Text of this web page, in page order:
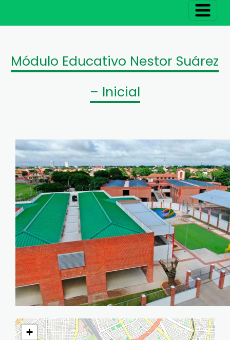
Módulo Educativo Nestor Suárez
– Inicial
+